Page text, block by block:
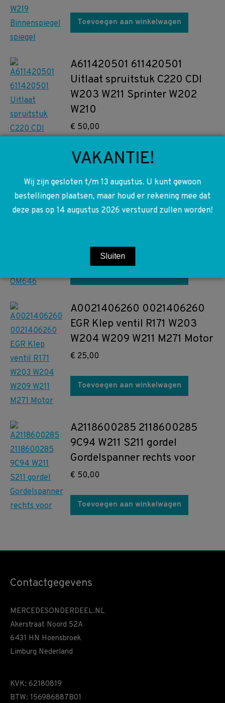
Toevoegen aan winkelwagen
A611420501 611420501
Uitlaat spruitstuk C220 CDI
W203 W211 Sprinter W202
W210
€ 50,00
Toevoegen aan winkelwagen
W906 W211 W203 W204
W639 Klep regelaar leiding
50,00
A0021406260 0021406260
EGR Klep ventil R171 W203
W204 W209 W211 M271 Motor
€ 25,00
Toevoegen aan winkelwagen
A2118600285 2118600285
9C94 W211 S211 gordel
Gordelspanner rechts voor
€ 50,00
Toevoegen aan winkelwagen
Contactgegevens
MERCEDESONDERDEEL.NL
Akerstraat Noord 52A
6431 HN Hoensbroek
Limburg Nederland
KVK: 62180819
BTW: 156986887B01
VAKANTIE!
Wij zijn gesloten t/m 13 augustus. U kunt gewoon
bestellingen plaatsen, maar houd er rekening mee dat
deze pas op 14 augustus 2026 verstuurd zullen worden!
Sluiten